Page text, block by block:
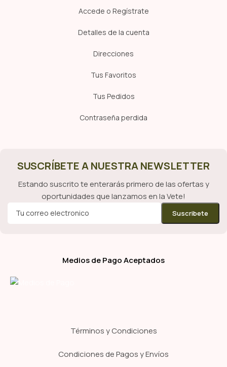
Accede o Regístrate
Detalles de la cuenta
Direcciones
Tus Favoritos
Tus Pedidos
Contraseña perdida
SUSCRÍBETE A NUESTRA NEWSLETTER
Estando suscrito te enterarás primero de las ofertas y
oportunidades que lanzamos en la Vete!
Medios de Pago Aceptados
Términos y Condiciones
Condiciones de Pagos y Envíos